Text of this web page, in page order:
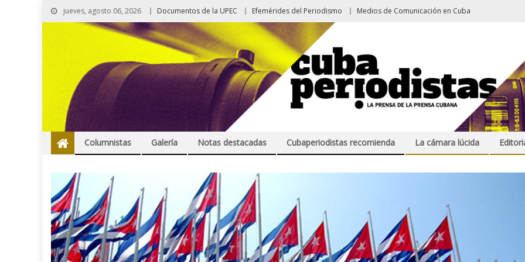
jueves, agosto 06, 2026 Documentos de la UPEC Efemérides del Periodismo Medios de Comunicación en Cuba
Columnistas Galería Notas destacadas Cubaperiodistas recomienda La cámara lúcida